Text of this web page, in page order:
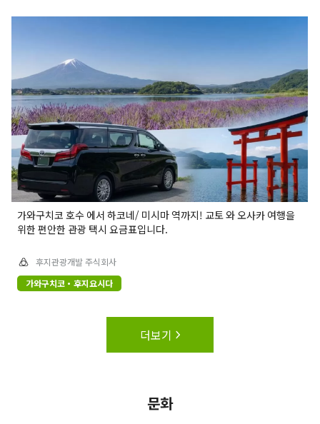
가와구치코 호수 에서 하코네/ 미시마 역까지! 교토 와 오사카 여행을
위한 편안한 관광 택시 요금표입니다.
후지관광개발 주식회사
가와구치코・후지요시다
더보기
문화